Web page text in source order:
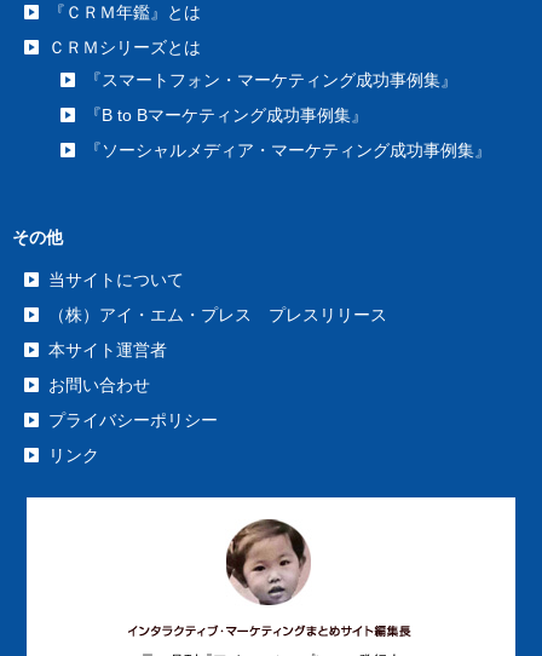
『ＣＲＭ年鑑』とは
ＣＲＭシリーズとは
『スマートフォン・マーケティング成功事例集』
『B to Bマーケティング成功事例集』
『ソーシャルメディア・マーケティング成功事例集』
その他
当サイトについて
（株）アイ・エム・プレス プレスリリース
本サイト運営者
お問い合わせ
プライバシーポリシー
リンク